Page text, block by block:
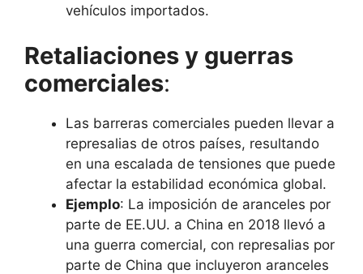
vehículos importados.
Retaliaciones y guerras
comerciales:
Las barreras comerciales pueden llevar a
represalias de otros países, resultando
en una escalada de tensiones que puede
afectar la estabilidad económica global.
Ejemplo: La imposición de aranceles por
parte de EE.UU. a China en 2018 llevó a
una guerra comercial, con represalias por
parte de China que incluyeron aranceles